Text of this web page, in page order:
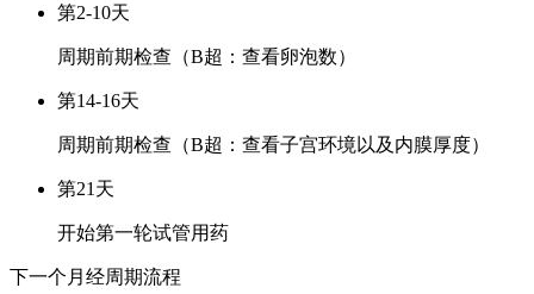
第2-10天
周期前期检查（B超：查看卵泡数）
第14-16天
周期前期检查（B超：查看子宫环境以及内膜厚度）
第21天
开始第一轮试管用药
下一个月经周期流程